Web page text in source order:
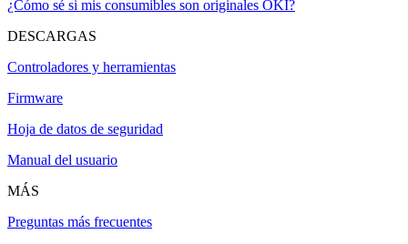
¿Cómo sé si mis consumibles son originales OKI?
DESCARGAS
Controladores y herramientas
Firmware
Hoja de datos de seguridad
Manual del usuario
MÁS
Preguntas más frecuentes